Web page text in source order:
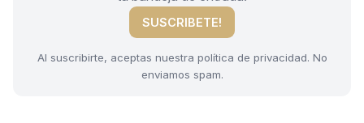
SUSCRIBETE!
Al suscribirte, aceptas nuestra política de privacidad. No
enviamos spam.